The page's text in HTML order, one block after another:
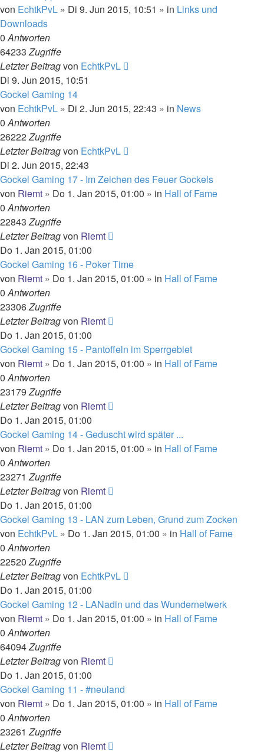
von EchtkPvL » Di 9. Jun 2015, 10:51 » in Links und
Downloads
0Antworten
64233Zugriffe
Letzter Beitragvon EchtkPvL
Di 9. Jun 2015, 10:51
Gockel Gaming 14
von EchtkPvL » Di 2. Jun 2015, 22:43 » in News
0Antworten
26222Zugriffe
Letzter Beitragvon EchtkPvL
Di 2. Jun 2015, 22:43
Gockel Gaming 17 - Im Zeichen des Feuer Gockels
von Riemt » Do 1. Jan 2015, 01:00 » in Hall of Fame
0Antworten
22843Zugriffe
Letzter Beitragvon Riemt
Do 1. Jan 2015, 01:00
Gockel Gaming 16 - Poker Time
von Riemt » Do 1. Jan 2015, 01:00 » in Hall of Fame
0Antworten
23306Zugriffe
Letzter Beitragvon Riemt
Do 1. Jan 2015, 01:00
Gockel Gaming 15 - Pantoffeln im Sperrgebiet
von Riemt » Do 1. Jan 2015, 01:00 » in Hall of Fame
0Antworten
23179Zugriffe
Letzter Beitragvon Riemt
Do 1. Jan 2015, 01:00
Gockel Gaming 14 - Geduscht wird später ...
von Riemt » Do 1. Jan 2015, 01:00 » in Hall of Fame
0Antworten
23271Zugriffe
Letzter Beitragvon Riemt
Do 1. Jan 2015, 01:00
Gockel Gaming 13 - LAN zum Leben, Grund zum Zocken
von EchtkPvL » Do 1. Jan 2015, 01:00 » in Hall of Fame
0Antworten
22520Zugriffe
Letzter Beitragvon EchtkPvL
Do 1. Jan 2015, 01:00
Gockel Gaming 12 - LANadin und das Wundernetwerk
von Riemt » Do 1. Jan 2015, 01:00 » in Hall of Fame
0Antworten
64094Zugriffe
Letzter Beitragvon Riemt
Do 1. Jan 2015, 01:00
Gockel Gaming 11 - #neuland
von Riemt » Do 1. Jan 2015, 01:00 » in Hall of Fame
0Antworten
23261Zugriffe
Letzter Beitragvon Riemt